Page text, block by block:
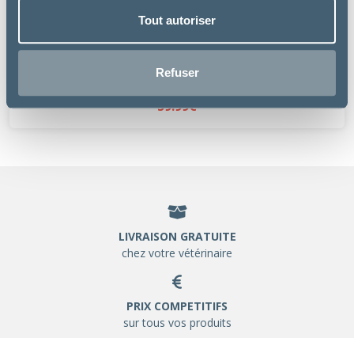
Tout autoriser
Refuser
Matériel
TÊTE DE TONTE HEINIGER
59.99€
LIVRAISON GRATUITE
chez votre vétérinaire
PRIX COMPETITIFS
sur tous vos produits